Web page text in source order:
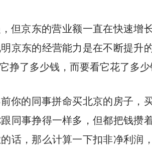
但京东的营业额一直在快速增
京东的经营能力是在不断提升
挣了多少钱，而要看它花了多少
你的同事拼命买北京的房子，
同事挣得一样多，但都把钱攒
话，那么计算一下扣非净利润